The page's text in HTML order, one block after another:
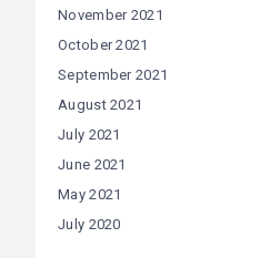
November 2021
October 2021
September 2021
August 2021
July 2021
June 2021
May 2021
July 2020